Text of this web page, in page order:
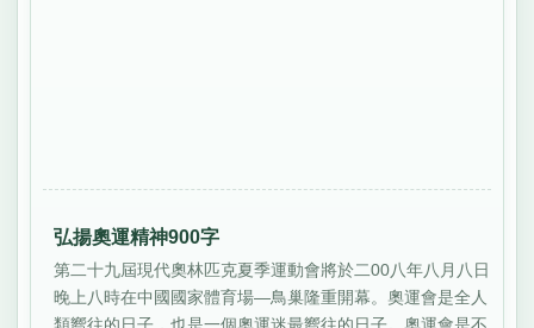
弘揚奧運精神900字
第二十九屆現代奧林匹克夏季運動會將於二00八年八月八日
晚上八時在中國國家體育場—鳥巢隆重開幕。奧運會是全人
類嚮往的日子，也是一個奧運迷最嚮往的日子。奧運會是不